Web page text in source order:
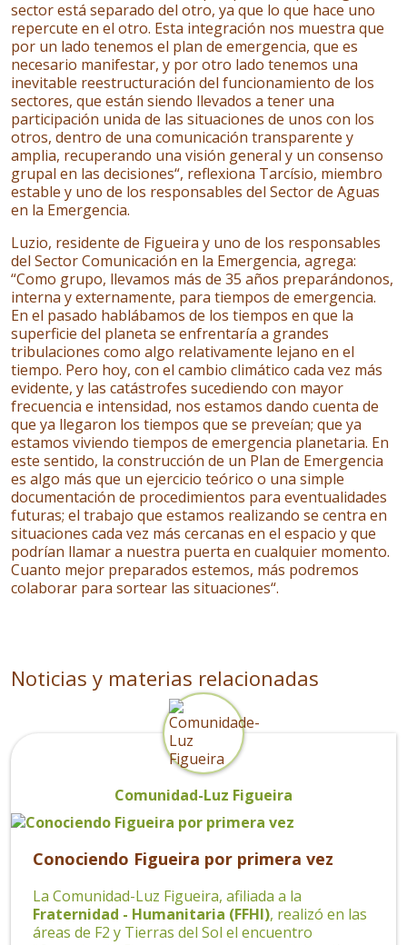
sector está separado del otro, ya que lo que hace uno
repercute en el otro. Esta integración nos muestra que
por un lado tenemos el plan de emergencia, que es
necesario manifestar, y por otro lado tenemos una
inevitable reestructuración del funcionamiento de los
sectores, que están siendo llevados a tener una
participación unida de las situaciones de unos con los
otros, dentro de una comunicación transparente y
amplia, recuperando una visión general y un consenso
grupal en las decisiones“, reflexiona Tarcísio, miembro
estable y uno de los responsables del Sector de Aguas
en la Emergencia.
Luzio, residente de Figueira y uno de los responsables
del Sector Comunicación en la Emergencia, agrega:
“Como grupo, llevamos más de 35 años preparándonos,
interna y externamente, para tiempos de emergencia.
En el pasado hablábamos de los tiempos en que la
superficie del planeta se enfrentaría a grandes
tribulaciones como algo relativamente lejano en el
tiempo. Pero hoy, con el cambio climático cada vez más
evidente, y las catástrofes sucediendo con mayor
frecuencia e intensidad, nos estamos dando cuenta de
que ya llegaron los tiempos que se preveían; que ya
estamos viviendo tiempos de emergencia planetaria. En
este sentido, la construcción de un Plan de Emergencia
es algo más que un ejercicio teórico o una simple
documentación de procedimientos para eventualidades
futuras; el trabajo que estamos realizando se centra en
situaciones cada vez más cercanas en el espacio y que
podrían llamar a nuestra puerta en cualquier momento.
Cuanto mejor preparados estemos, más podremos
colaborar para sortear las situaciones“.
Noticias y materias relacionadas
Comunidad-Luz Figueira
Conociendo Figueira por primera vez
La Comunidad-Luz Figueira, afiliada a la
Fraternidad - Humanitaria (FFHI), realizó en las
áreas de F2 y Tierras del Sol el encuentro